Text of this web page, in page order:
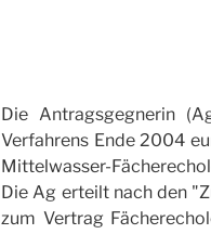
Die Antragsgegnerin
Verfahrens Ende 2004
Mittelwasser-
Die Ag erteilt nach den
zum Vertrag